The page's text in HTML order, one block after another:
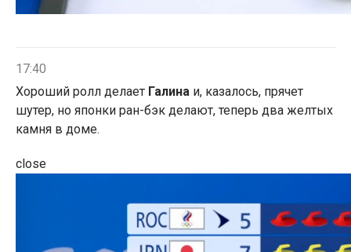
17:40
Хороший ролл делает Галина и, казалось, прячет
шутер, но японки ран-бэк делают, теперь два желтых
камня в доме.
close